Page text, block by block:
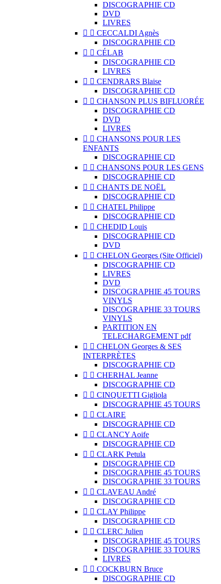
DISCOGRAPHIE CD
DVD
LIVRES
  CECCALDI Agnès
DISCOGRAPHIE CD
  CÉLAB
DISCOGRAPHIE CD
LIVRES
  CENDRARS Blaise
DISCOGRAPHIE CD
  CHANSON PLUS BIFLUORÉE
DISCOGRAPHIE CD
DVD
LIVRES
  CHANSONS POUR LES
ENFANTS
DISCOGRAPHIE CD
  CHANSONS POUR LES GENS
DISCOGRAPHIE CD
  CHANTS DE NOËL
DISCOGRAPHIE CD
  CHATEL Philippe
DISCOGRAPHIE CD
  CHEDID Louis
DISCOGRAPHIE CD
DVD
  CHELON Georges (Site Officiel)
DISCOGRAPHIE CD
LIVRES
DVD
DISCOGRAPHIE 45 TOURS
VINYLS
DISCOGRAPHIE 33 TOURS
VINYLS
PARTITION EN
TELECHARGEMENT pdf
  CHELON Georges & SES
INTERPRÈTES
DISCOGRAPHIE CD
  CHERHAL Jeanne
DISCOGRAPHIE CD
  CINQUETTI Gigliola
DISCOGRAPHIE 45 TOURS
  CLAIRE
DISCOGRAPHIE CD
  CLANCY Aoife
DISCOGRAPHIE CD
  CLARK Petula
DISCOGRAPHIE CD
DISCOGRAPHIE 45 TOURS
DISCOGRAPHIE 33 TOURS
  CLAVEAU André
DISCOGRAPHIE CD
  CLAY Philippe
DISCOGRAPHIE CD
  CLERC Julien
DISCOGRAPHIE 45 TOURS
DISCOGRAPHIE 33 TOURS
LIVRES
  COCKBURN Bruce
DISCOGRAPHIE CD